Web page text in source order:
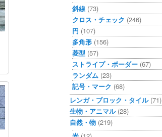
斜線 (73)
クロス・チェック (246)
円 (107)
多角形 (156)
菱型 (57)
ストライプ・ボーダー (67)
ランダム (23)
記号・マーク (68)
レンガ・ブロック・タイル(71)
生物・アニマル(28)
自然・物 (219)